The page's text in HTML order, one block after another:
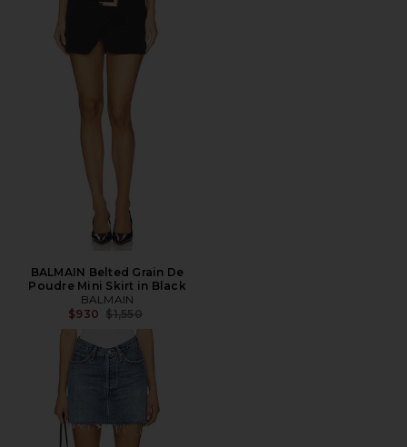
BALMAIN Belted Grain De
Poudre Mini Skirt in Black
BALMAIN
$930 전 가격:
$1,550